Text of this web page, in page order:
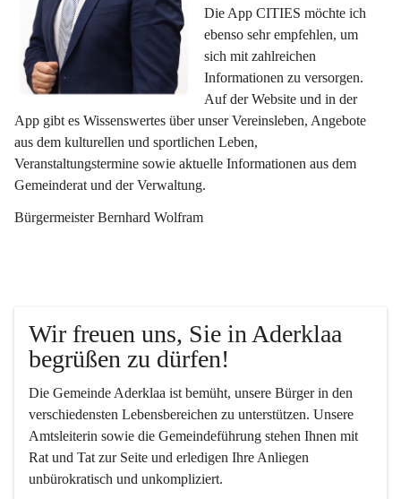
Die App CITIES möchte ich
ebenso sehr empfehlen, um
sich mit zahlreichen
Informationen zu versorgen.
Auf der Website und in der
App gibt es Wissenswertes über unser Vereinsleben, Angebote
aus dem kulturellen und sportlichen Leben,
Veranstaltungstermine sowie aktuelle Informationen aus dem
Gemeinderat und der Verwaltung.
Bürgermeister Bernhard Wolfram
Wir freuen uns, Sie in Aderklaa
begrüßen zu dürfen!
Die Gemeinde Aderklaa ist bemüht, unsere Bürger in den
verschiedensten Lebensbereichen zu unterstützen. Unsere
Amtsleiterin sowie die Gemeindeführung stehen Ihnen mit
Rat und Tat zur Seite und erledigen Ihre Anliegen
unbürokratisch und unkompliziert.